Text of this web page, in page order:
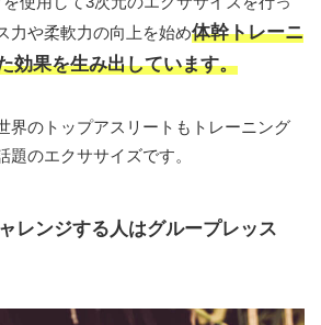
力や柔軟力の向上を始め体幹トレーニ
効果を生み出しています。
界のトップアスリートもトレーニング
題のエクササイズです。
レンジする人はグループレッス